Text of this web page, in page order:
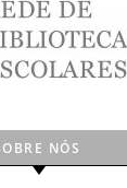
NÓS